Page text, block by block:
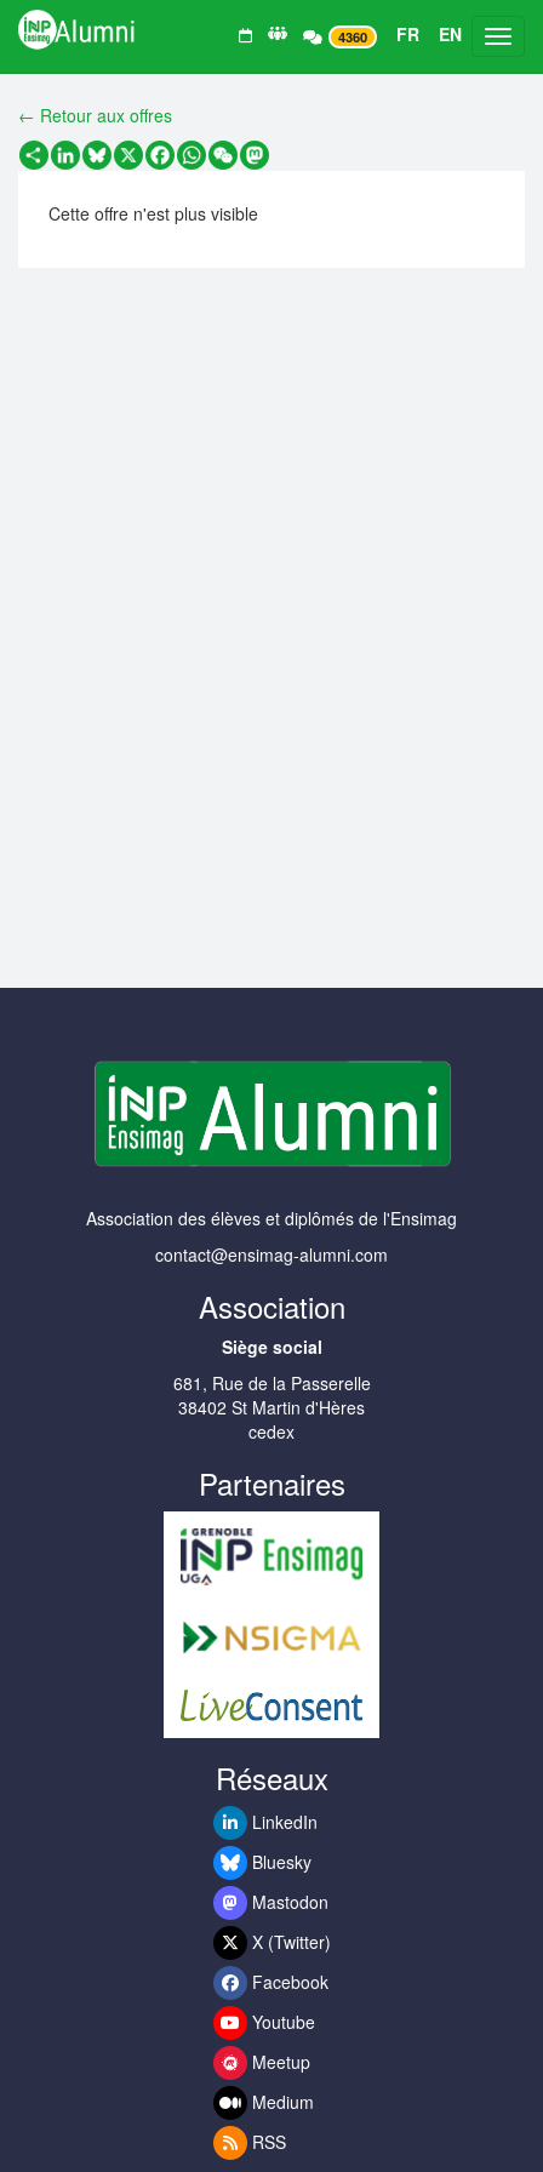
4360 FR EN
← Retour aux offres
PartagerLinkedIn
Bluesky
X Facebook
WhatsApp
WeChatMastodon
Cette offre n'est plus visible
Association des élèves et diplômés de l'Ensimag
contact@ensimag-alumni.com
Association
Siège social
681, Rue de la Passerelle
38402 St Martin d'Hères
cedex
Partenaires
Réseaux
LinkedIn
Bluesky
Mastodon
X (Twitter)
Facebook
Youtube
Meetup
Medium
RSS